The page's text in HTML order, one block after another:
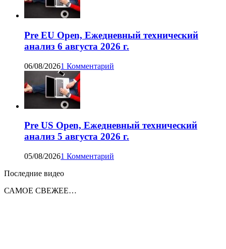
Pre EU Open, Ежедневный технический
анализ 6 августа 2026 г.
06/08/20261 Комментарий
Pre US Open, Ежедневный технический
анализ 5 августа 2026 г.
05/08/20261 Комментарий
Последние видео
САМОЕ СВЕЖЕЕ…